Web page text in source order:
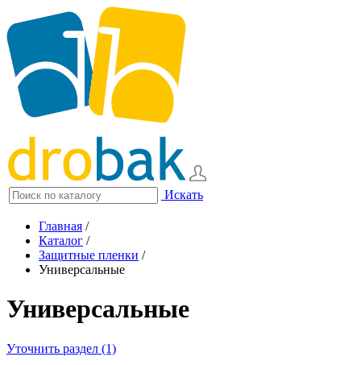
Искать
Главная /
Каталог /
Защитные пленки /
Универсальные
Универсальные
Уточнить раздел (1)